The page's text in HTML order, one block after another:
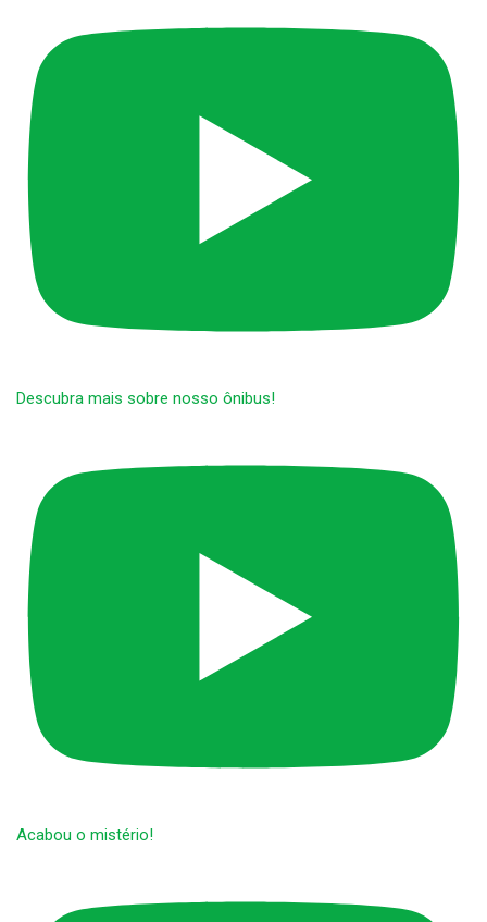
Descubra mais sobre nosso ônibus!
Acabou o mistério!